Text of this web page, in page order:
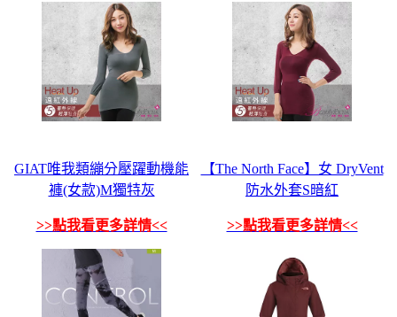
GIAT唯我類繃分壓躍動機能
褲(女款)M獨特灰
>>點我看更多詳情<<
【The North Face】女 DryVent
防水外套S暗紅
>>點我看更多詳情<<